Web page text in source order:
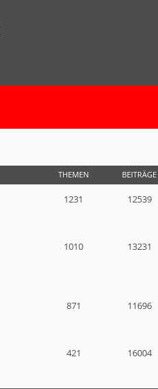
THEMEN BEITRÄGE
1231 12539
1010 13231
871 11696
421 16004